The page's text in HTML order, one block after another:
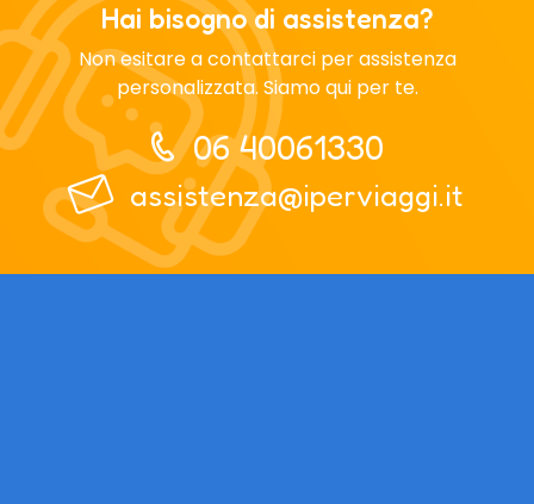
Hai bisogno di assistenza?
Non esitare a contattarci per assistenza
personalizzata. Siamo qui per te.
06 40061330
assistenza@iperviaggi.it